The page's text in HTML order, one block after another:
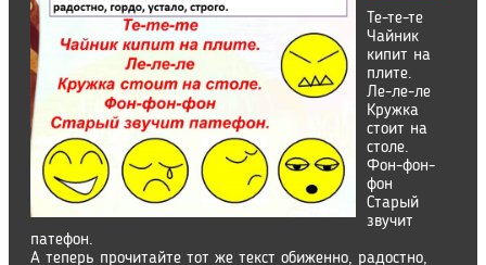
Те-те-те
Чайник
кипит на
плите.
Ле-ле-ле
Кружка
стоит на
столе.
Фон-фон-
фон
Старый
звучит
патефон.
А теперь прочитайте тот же текст обиженно, радостно,